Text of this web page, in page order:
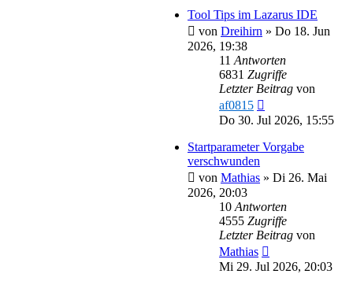
Tool Tips im Lazarus IDE
von Dreihirn » Do 18. Jun
2026, 19:38
11 Antworten
6831 Zugriffe
Letzter Beitrag von
af0815
Do 30. Jul 2026, 15:55
Startparameter Vorgabe
verschwunden
von Mathias » Di 26. Mai
2026, 20:03
10 Antworten
4555 Zugriffe
Letzter Beitrag von
Mathias
Mi 29. Jul 2026, 20:03